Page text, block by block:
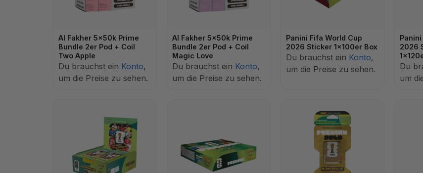
Al Fakher 5x50k Prime
Bundle 2er Pod + Coil
Two Apple
Du brauchst ein Konto,
um die Preise zu sehen.
Al Fakher 5x50k Prime
Bundle 2er Pod + Coil
Magic Love
Du brauchst ein Konto,
um die Preise zu sehen.
Panini Fifa World Cup
2026 Sticker 1x100er Box
Du brauchst ein Konto,
um die Preise zu sehen.
2026
Du
um